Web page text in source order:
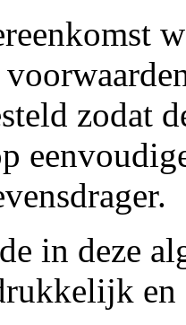
zodat
in deze
en